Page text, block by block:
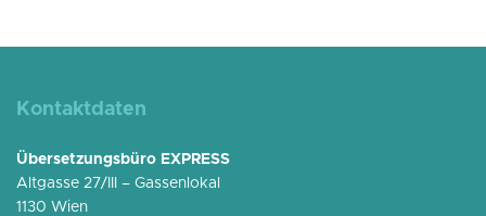
Kontaktdaten
Übersetzungsbüro EXPRESS
Altgasse 27/III – Gassenlokal
1130 Wien